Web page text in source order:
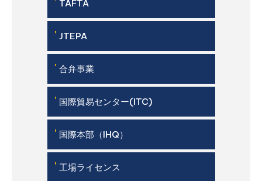
TAFTA
' JTEPA
' 合弁事業
' 国際貿易センター(ITC)
' 国際本部（IHQ）
' 工場ライセンス